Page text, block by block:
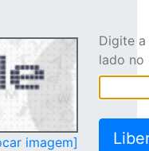
imagem]
Digite
lado no